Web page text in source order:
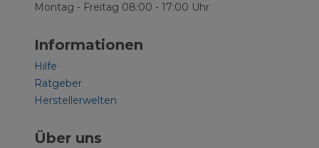
Montag - Freitag 08:00 - 17:00 Uhr
Informationen
Hilfe
Ratgeber
Herstellerwelten
Über uns